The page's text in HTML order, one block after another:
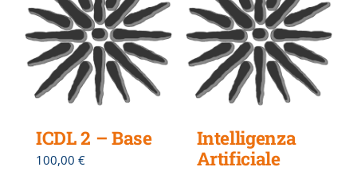
ICDL 2 – Base
100,00 €
Intelligenza
Artificiale